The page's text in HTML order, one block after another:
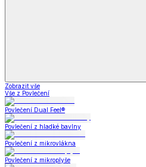
Zobrazit vše
Vše z Povlečení
Povlečení Dual Feel®
Povlečení z hladké bavlny
Povlečení z mikrovlákna
Povlečení z mikroplyše